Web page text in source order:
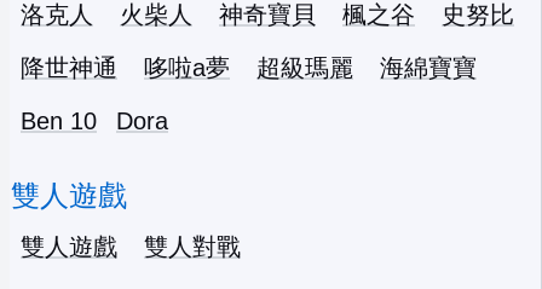
洛克人
火柴人 神奇寶貝 楓之谷
史努比
降世神通
哆啦a夢 超級瑪麗
海綿寶寶
Ben 10
Dora
雙人遊戲
雙人遊戲 雙人對戰